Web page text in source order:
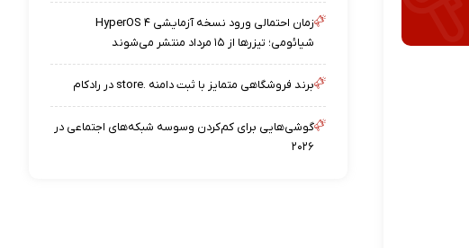
زمان احتمالی ورود نسخه آزمایشی HyperOS ۴
شیائومی؛ تیزرها از ۱۵ مرداد منتشر می‌شوند
برند فروشگاهی متمایز با ثبت دامنه .store در رادکام
گوشی‌هایی برای کم‌کردن وسوسه شبکه‌های اجتماعی در
۲۰۲۶